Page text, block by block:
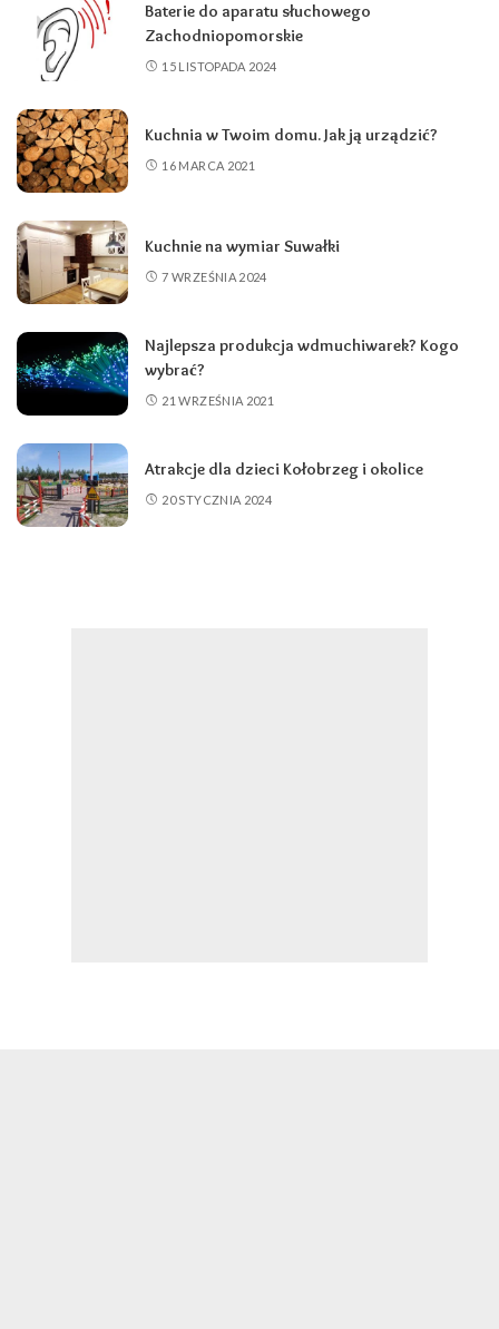
Baterie do aparatu słuchowego
Zachodniopomorskie
15 LISTOPADA 2024
Kuchnia w Twoim domu. Jak ją urządzić?
16 MARCA 2021
Kuchnie na wymiar Suwałki
7 WRZEŚNIA 2024
Najlepsza produkcja wdmuchiwarek? Kogo
wybrać?
21 WRZEŚNIA 2021
Atrakcje dla dzieci Kołobrzeg i okolice
20 STYCZNIA 2024